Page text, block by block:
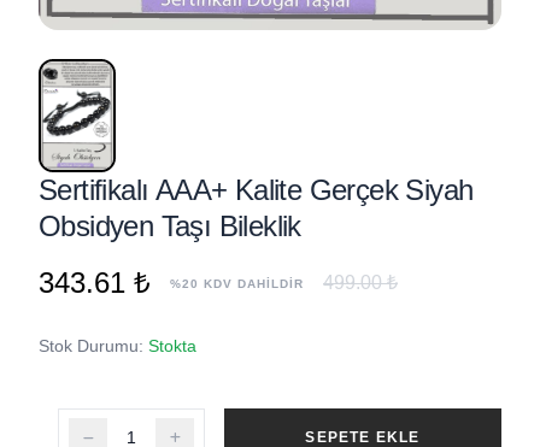
Sertifikalı AAA+ Kalite Gerçek Siyah
Obsidyen Taşı Bileklik
343.61 ₺
%20 KDV DAHİLDİR 499.00 ₺
Stok Durumu: Stokta
SEPETE EKLE